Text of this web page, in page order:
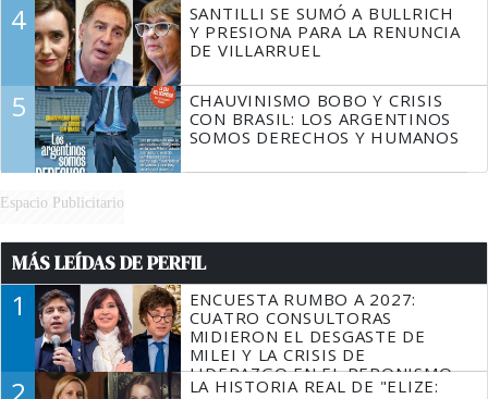
4
SANTILLI SE SUMÓ A BULLRICH
Y PRESIONA PARA LA RENUNCIA
DE VILLARRUEL
5
CHAUVINISMO BOBO Y CRISIS
CON BRASIL: LOS ARGENTINOS
SOMOS DERECHOS Y HUMANOS
Espacio Publicitario
MÁS LEÍDAS DE PERFIL
1
ENCUESTA RUMBO A 2027:
CUATRO CONSULTORAS
MIDIERON EL DESGASTE DE
MILEI Y LA CRISIS DE
LIDERAZGO EN EL PERONISMO
LA HISTORIA REAL DE "ELIZE: